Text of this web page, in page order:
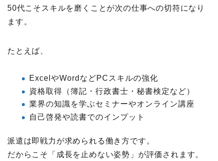
50代こそスキルを磨くことが次の仕事への切符になり
ます。
たとえば、
ExcelやWordなどPCスキルの強化
資格取得（簿記・行政書士・秘書検定など）
業界の知識を学ぶセミナーやオンライン講座
自己啓発や読書でのインプット
派遣は即戦力が求められる働き方です。
だからこそ「成長を止めない姿勢」が評価されます。